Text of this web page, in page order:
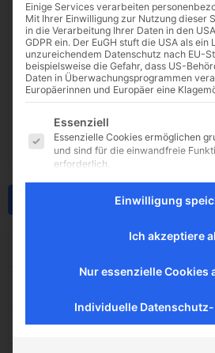
Erstellungsdatum
Einige Services verarbeiten
Mit Ihrer Einwilligung zur Nutzung dieser
in die Verarbeitung Ihrer Daten in den
GDPR ein. Der EuGH stuft die USA als ein
unzureichendem Datenschutz nach EU-
beispielsweise die Gefahr, dass US-
Daten in Überwachungsprogrammen
Europäerinnen und Europäer eine
Es folgt eine Liste der
Essenziell
Essenzielle Cookies ermöglichen
und sind für die einwandfreie
erforderlich.
Externe Medien
Inhalte von Videoplattformen und
diese Inhalte keiner manuellen
Einwilligung
Ich akzeptiere
Nur essenzielle Cookies
Individuelle